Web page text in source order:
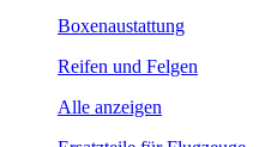
Boxenaustattung
Reifen und Felgen
Alle anzeigen